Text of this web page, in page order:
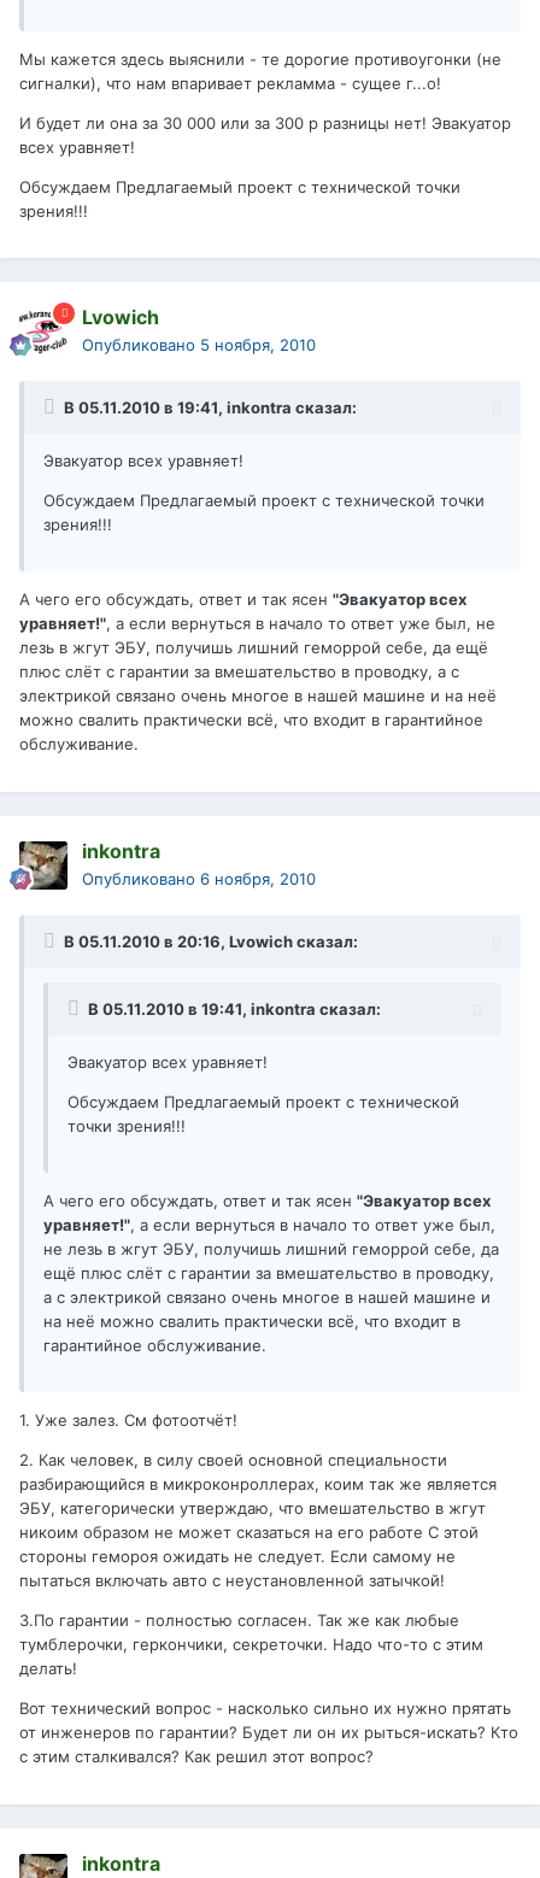
Мы кажется здесь выяснили - те дорогие противоугонки (не
сигналки), что нам впаривает рекламма - сущее г...о!
И будет ли она за 30 000 или за 300 р разницы нет! Эвакуатор
всех уравняет!
Обсуждаем Предлагаемый проект с технической точки
зрения!!!
Lvowich
Опубликовано 5 ноября, 2010
В 05.11.2010 в 19:41, inkontra сказал:
Эвакуатор всех уравняет!
Обсуждаем Предлагаемый проект с технической точки
зрения!!!
А чего его обсуждать, ответ и так ясен "Эвакуатор всех
уравняет!", а если вернуться в начало то ответ уже был, не
лезь в жгут ЭБУ, получишь лишний геморрой себе, да ещё
плюс слёт с гарантии за вмешательство в проводку, а с
электрикой связано очень многое в нашей машине и на неё
можно свалить практически всё, что входит в гарантийное
обслуживание.
inkontra
Опубликовано 6 ноября, 2010
В 05.11.2010 в 20:16, Lvowich сказал:
В 05.11.2010 в 19:41, inkontra сказал:
Эвакуатор всех уравняет!
Обсуждаем Предлагаемый проект с технической
точки зрения!!!
А чего его обсуждать, ответ и так ясен "Эвакуатор всех
уравняет!", а если вернуться в начало то ответ уже был,
не лезь в жгут ЭБУ, получишь лишний геморрой себе, да
ещё плюс слёт с гарантии за вмешательство в проводку,
а с электрикой связано очень многое в нашей машине и
на неё можно свалить практически всё, что входит в
гарантийное обслуживание.
1. Уже залез. См фотоотчёт!
2. Как человек, в силу своей основной специальности
разбирающийся в микроконроллерах, коим так же является
ЭБУ, категорически утверждаю, что вмешательство в жгут
никоим образом не может сказаться на его работе С этой
стороны гемороя ожидать не следует. Если самому не
пытаться включать авто с неустановленной затычкой!
3.По гарантии - полностью согласен. Так же как любые
тумблерочки, геркончики, секреточки. Надо что-то с этим
делать!
Вот технический вопрос - насколько сильно их нужно прятать
от инженеров по гарантии? Будет ли он их рыться-искать? Кто
с этим сталкивался? Как решил этот вопрос?
inkontra